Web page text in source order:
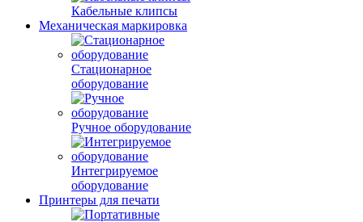
Кабельные клипсы
Механическая маркировка
Стационарное
оборудование
Ручное оборудование
Интегрируемое
оборудование
Принтеры для печати